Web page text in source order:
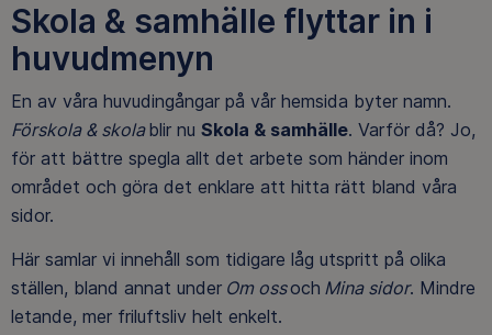
Skola & samhälle flyttar in i
huvudmenyn
En av våra huvudingångar på vår hemsida byter namn.
Förskola & skolablir nu Skola & samhälle. Varför då? Jo,
för att bättre spegla allt det arbete som händer inom
området och göra det enklare att hitta rätt bland våra
sidor.
Här samlar vi innehåll som tidigare låg utspritt på olika
ställen, bland annat under Om ossoch Mina sidor. Mindre
letande, mer friluftsliv helt enkelt.